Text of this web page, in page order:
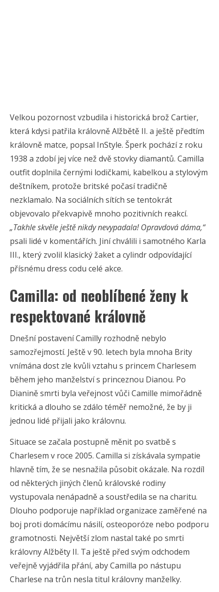
Velkou pozornost vzbudila i historická brož Cartier,
která kdysi patřila královně Alžbětě II. a ještě předtím
královně matce, popsal InStyle. Šperk pochází z roku
1938 a zdobí jej více než dvě stovky diamantů. Camilla
outfit doplnila černými lodičkami, kabelkou a stylovým
deštníkem, protože britské počasí tradičně
nezklamalo. Na sociálních sítích se tentokrát
objevovalo překvapivě mnoho pozitivních reakcí.
„Takhle skvěle ještě nikdy nevypadala! Opravdová dáma,“
psali lidé v komentářích. Jiní chválili i samotného Karla
III., který zvolil klasický žaket a cylindr odpovídající
přísnému dress codu celé akce.
Camilla: od neoblíbené ženy k
respektované královně
Dnešní postavení Camilly rozhodně nebylo
samozřejmostí. Ještě v 90. letech byla mnoha Brity
vnímána dost zle kvůli vztahu s princem Charlesem
během jeho manželství s princeznou Dianou. Po
Dianině smrti byla veřejnost vůči Camille mimořádně
kritická a dlouho se zdálo téměř nemožné, že by ji
jednou lidé přijali jako královnu.
Situace se začala postupně měnit po svatbě s
Charlesem v roce 2005. Camilla si získávala sympatie
hlavně tím, že se nesnažila působit okázale. Na rozdíl
od některých jiných členů královské rodiny
vystupovala nenápadně a soustředila se na charitu.
Dlouho podporuje například organizace zaměřené na
boj proti domácímu násilí, osteoporóze nebo podporu
gramotnosti. Největší zlom nastal také po smrti
královny Alžběty II. Ta ještě před svým odchodem
veřejně vyjádřila přání, aby Camilla po nástupu
Charlese na trůn nesla titul královny manželky.